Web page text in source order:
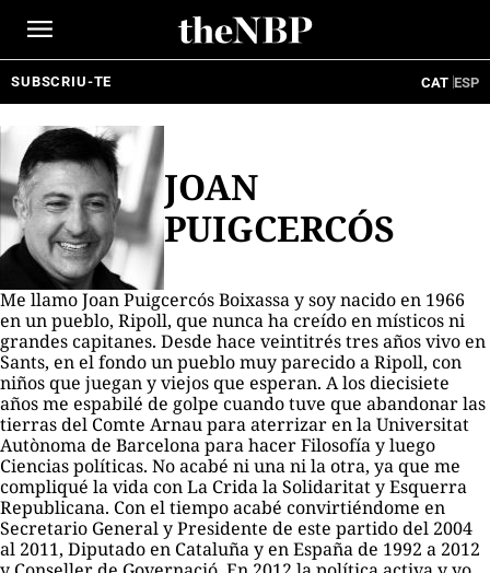
SUBSCRIU-TE CAT ESP
JOAN
PUIGCERCÓS
Me llamo Joan Puigcercós Boixassa y soy nacido en 1966
en un pueblo, Ripoll, que nunca ha creído en místicos ni
grandes capitanes. Desde hace veintitrés tres años vivo en
Sants, en el fondo un pueblo muy parecido a Ripoll, con
niños que juegan y viejos que esperan. A los diecisiete
años me espabilé de golpe cuando tuve que abandonar las
tierras del Comte Arnau para aterrizar en la Universitat
Autònoma de Barcelona para hacer Filosofía y luego
Ciencias políticas. No acabé ni una ni la otra, ya que me
compliqué la vida con La Crida la Solidaritat y Esquerra
Republicana. Con el tiempo acabé convirtiéndome en
Secretario General y Presidente de este partido del 2004
al 2011, Diputado en Cataluña y en España de 1992 a 2012